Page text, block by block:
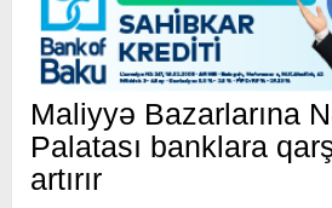
Maliyyə Bazarlarına
Palatası banklara
artırır